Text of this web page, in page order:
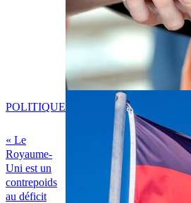
« Le
Royaume-
Uni est un
contrepoids
au déficit
POLITIQUE